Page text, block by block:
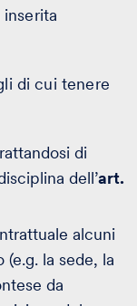
di cui tenere
di
dell’art.
alcuni
la sede, la
da